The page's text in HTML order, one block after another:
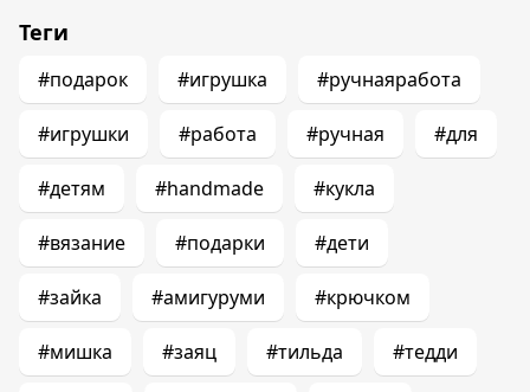
Теги
#подарок #игрушка #ручнаяработа
#игрушки #работа #ручная #для
#детям #handmade #кукла
#вязание #подарки #дети
#зайка #амигуруми #крючком
#мишка #заяц #тильда #тедди